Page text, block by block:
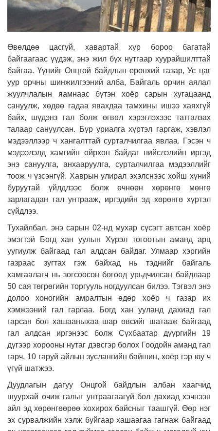
Өвөлдөө цасгүй, хавартай хур бороо багатай
байгаагаас үүдэж, энэ жил бүх нутгаар хуурайшилттай
байгаа. Үүнийг Онцгой байдлын ерөнхий газар, Ус цаг
уур орчны шинжилгээний алба, Байгаль орчин аялал
жуулчлалын яамнаас бүтэн хоёр сарын хугацаанд
сануулж, хөдөө гадаа явахдаа тамхины ишээ хаяхгүй
байх, шүдэнз гал болж өгвөл хэрэглэхээс татгалзах
талаар сануулсан. Бүр уриалга хүртэл гаргаж, хэвлэл
мэдээллээр ч хангалттай сурталчилгаа явлаа. Гэсэн ч
мэдээлэлд хамгийн ойрхон байдаг нийслэлийн иргэд
энэ сануулга, анхааруулга, сурталчилгаа мэдээллийг
тоож ч үзсэнгүй. Хаврын улирал эхэлснээс хойш хүний
буруутай үйлдлээс болж өчнөөн хөрөнгө мөнгө
зарлагадан гал унтрааж, иргэдийн эд хөрөнгө хүртэл
сүйдлээ.
Тухайлбал, энэ сарын 02-нд мухар сүсэгт автсан хоёр
эмэгтэй Богд хан уулын Хүрэл тогоотын аманд арц
уугиулж байгаад гал алдсан байдаг. Улмаар хэргийн
газраас зугтах гэж байхад нь тэднийг байгаль
хамгаалагч нь зогсоосон бөгөөд урьдчилсан байдлаар
50 сая төгрөгийн торгууль ногдуулсан билээ. Тэгвэл энэ
долоо хоногийн амралтын өдөр хоёр ч газар их
хэмжээний гал гарлаа. Богд хан ууланд дахиад гал
гарсан бол хашааныхаа шар өвсийг шатааж байгаад
гал алдсан иргэнээс болж Сүхбаатар дүүргийн 19
дүгээр хорооны нутаг дэвсгэр болох Гоодойн аманд гал
гарч, 10 гаруй айлын зуслангийн байшин, хоёр гэр юу ч
үгүй шатжээ.
Дуудлагын дагуу Онцгой байдлын албан хаагчид
шуурхай очиж галыг унтраагаагүй бол дахиад хэчнээн
айл эд хөрөнгөөрөө хохирох байсныг таашгүй. Өөр нэг
эх сурвалжийн хэлж буйгаар хашаагаа гагнаж байгаад